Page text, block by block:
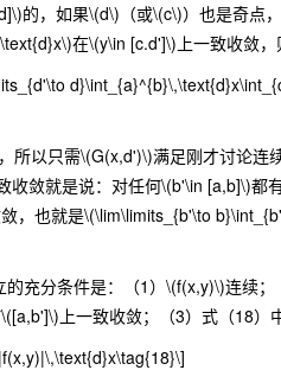
的，如果\(d\)（或\(c\)）也是奇点
在\(y\in [c.d']\)上一致收敛，
以只需\(G(x,d')\)满足刚才讨论连
敛就是说：对任何\(b'\in [a,b]\)都
，也就是\(\lim\limits_{b'\to
分条件是：（1）\(f(x,y)\)连续
上一致收敛；（3）式（18）